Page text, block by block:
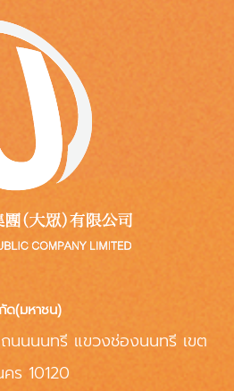
ด(มหาชน)
นนนนทรี แขวงช่องนนทรี เขต
ร 10120